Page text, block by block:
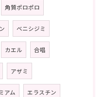
角質ポロポロ
ベニシジミ
カエル 合唱
アザミ
アム エラスチン